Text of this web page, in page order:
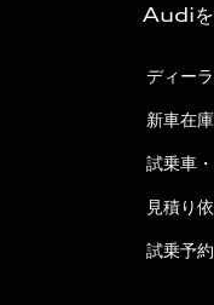
Audiを
ディー
新車在
試乗車
見積り
試乗予約